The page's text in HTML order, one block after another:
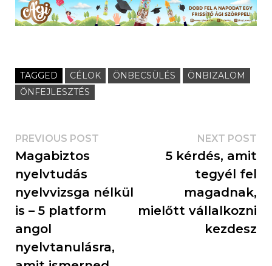
TAGGED CÉLOK ÖNBECSÜLÉS
ÖNBIZALOM
ÖNFEJLESZTÉS
PREVIOUS POST
Magabiztos
nyelvtudás
nyelvvizsga nélkül
is – 5 platform
angol
nyelvtanulásra,
NEXT POST
5 kérdés, amit
tegyél fel
magadnak,
mielőtt vállalkozni
kezdesz